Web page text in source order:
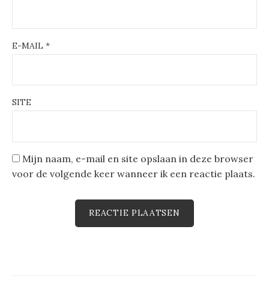
E-MAIL *
SITE
Mijn naam, e-mail en site opslaan in deze browser
voor de volgende keer wanneer ik een reactie plaats.